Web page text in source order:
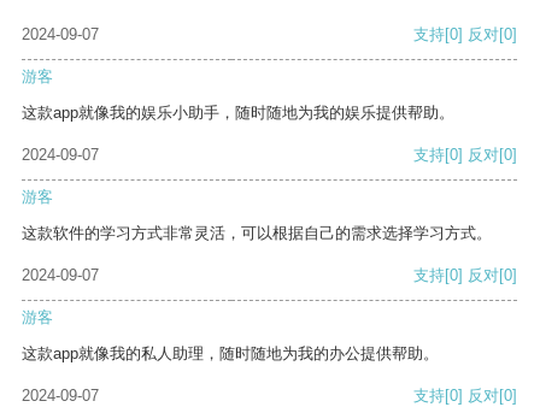
2024-09-07 支持[0] 反对[0]
游客
这款app就像我的娱乐小助手，随时随地为我的娱乐提供帮助。
2024-09-07 支持[0] 反对[0]
游客
这款软件的学习方式非常灵活，可以根据自己的需求选择学习方式。
2024-09-07 支持[0] 反对[0]
游客
这款app就像我的私人助理，随时随地为我的办公提供帮助。
2024-09-07 支持[0] 反对[0]